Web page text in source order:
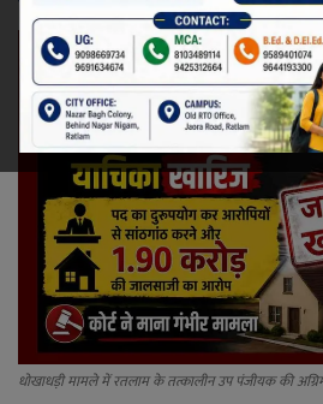
रेलवे
खेल
ज्योतिष
कला-साहित्य
निर्वाचन
धर्म-संस्कृति
धोखाधड़ी मामले में रतलाम के तत्कालीन उप पंजीयक की